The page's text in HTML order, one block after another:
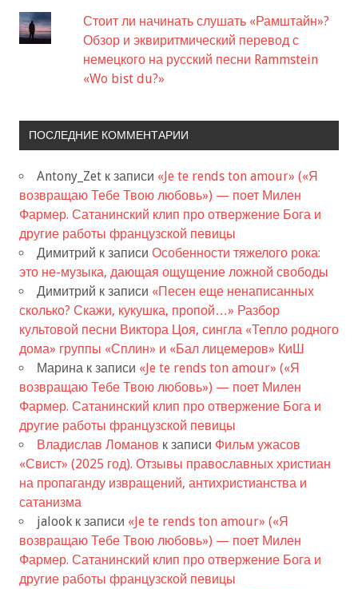
Стоит ли начинать слушать «Рамштайн»?
Обзор и эквиритмический перевод с
немецкого на русский песни Rammstein
«Wo bist du?»
ПОСЛЕДНИЕ КОММЕНТАРИИ
Antony_Zet к записи «Je te rends ton amour» («Я
возвращаю Тебе Твою любовь») — поет Милен
Фармер. Сатанинский клип про отвержение Бога и
другие работы французской певицы
Димитрий к записи Особенности тяжелого рока:
это не-музыка, дающая ощущение ложной свободы
Димитрий к записи «Песен еще ненаписанных
сколько? Скажи, кукушка, пропой…» Разбор
культовой песни Виктора Цоя, сингла «Тепло родного
дома» группы «Сплин» и «Бал лицемеров» КиШ
Марина к записи «Je te rends ton amour» («Я
возвращаю Тебе Твою любовь») — поет Милен
Фармер. Сатанинский клип про отвержение Бога и
другие работы французской певицы
Владислав Ломанов к записи Фильм ужасов
«Свист» (2025 год). Отзывы православных христиан
на пропаганду извращений, антихристианства и
сатанизма
jalook к записи «Je te rends ton amour» («Я
возвращаю Тебе Твою любовь») — поет Милен
Фармер. Сатанинский клип про отвержение Бога и
другие работы французской певицы